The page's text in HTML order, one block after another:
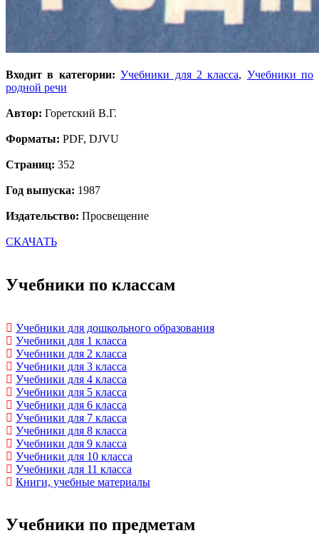
Входит в категории: Учебники для 2 класса, Учебники по
родной речи
Автор: Горетский В.Г.
Форматы: PDF, DJVU
Страниц: 352
Год выпуска: 1987
Издательство: Просвещение
СКАЧАТЬ
Учебники по классам
Учебники для дошкольного образования
Учебники для 1 класса
Учебники для 2 класса
Учебники для 3 класса
Учебники для 4 класса
Учебники для 5 класса
Учебники для 6 класса
Учебники для 7 класса
Учебники для 8 класса
Учебники для 9 класса
Учебники для 10 класса
Учебники для 11 класса
Книги, учебные материалы
Учебники по предметам